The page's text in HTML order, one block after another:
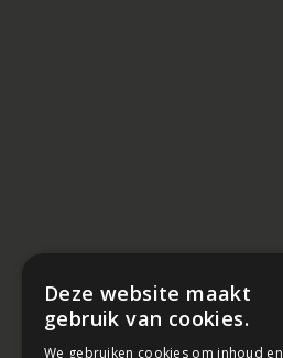
Deze website maakt
gebruik van cookies.
We gebruiken cookies om inhoud en